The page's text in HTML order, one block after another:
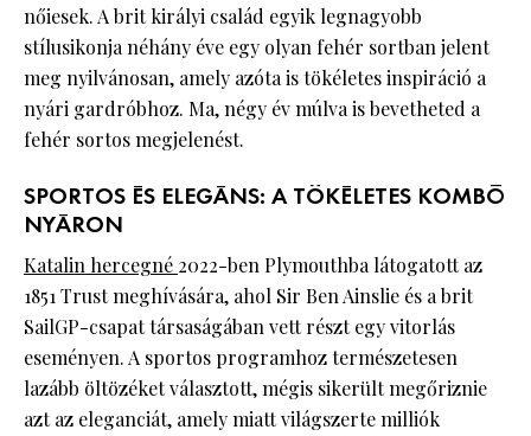
nőiesek. A brit királyi család egyik legnagyobb
stílusikonja néhány éve egy olyan fehér sortban jelent
meg nyilvánosan, amely azóta is tökéletes inspiráció a
nyári gardróbhoz. Ma, négy év múlva is bevetheted a
fehér sortos megjelenést.
SPORTOS ÉS ELEGÁNS: A TÖKÉLETES KOMBÓ
NYÁRON
Katalin hercegné 2022-ben Plymouthba látogatott az
1851 Trust meghívására, ahol Sir Ben Ainslie és a brit
SailGP-csapat társaságában vett részt egy vitorlás
eseményen. A sportos programhoz természetesen
lazább öltözéket választott, mégis sikerült megőriznie
azt az eleganciát, amely miatt világszerte milliók